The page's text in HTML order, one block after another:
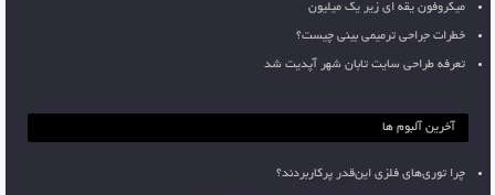
میکروفون یقه ای زیر یک میلیون
خطرات جراحی ترمیمی بینی چیست؟
تعرفه طراحی سایت تابان شهر آپدیت شد
آخرین آلبوم ها
چرا توری‌های فلزی این‌قدر پرکاربردند؟